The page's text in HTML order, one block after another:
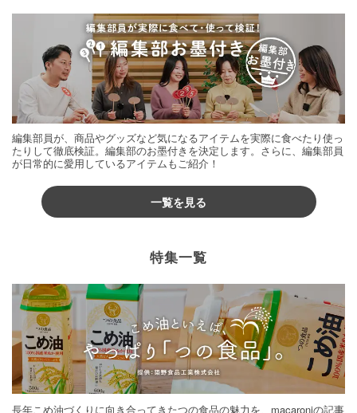
編集部員が、商品やグッズなど気になるアイテムを実際に食べたり使っ
たりして徹底検証。編集部のお墨付きを決定します。さらに、編集部員
が日常的に愛用しているアイテムもご紹介！
一覧を見る
特集一覧
長年こめ油づくりに向き合ってきたつの食品の魅力を、macaroniの記事